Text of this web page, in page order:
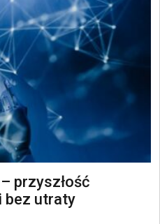
przyszłość
bez utraty